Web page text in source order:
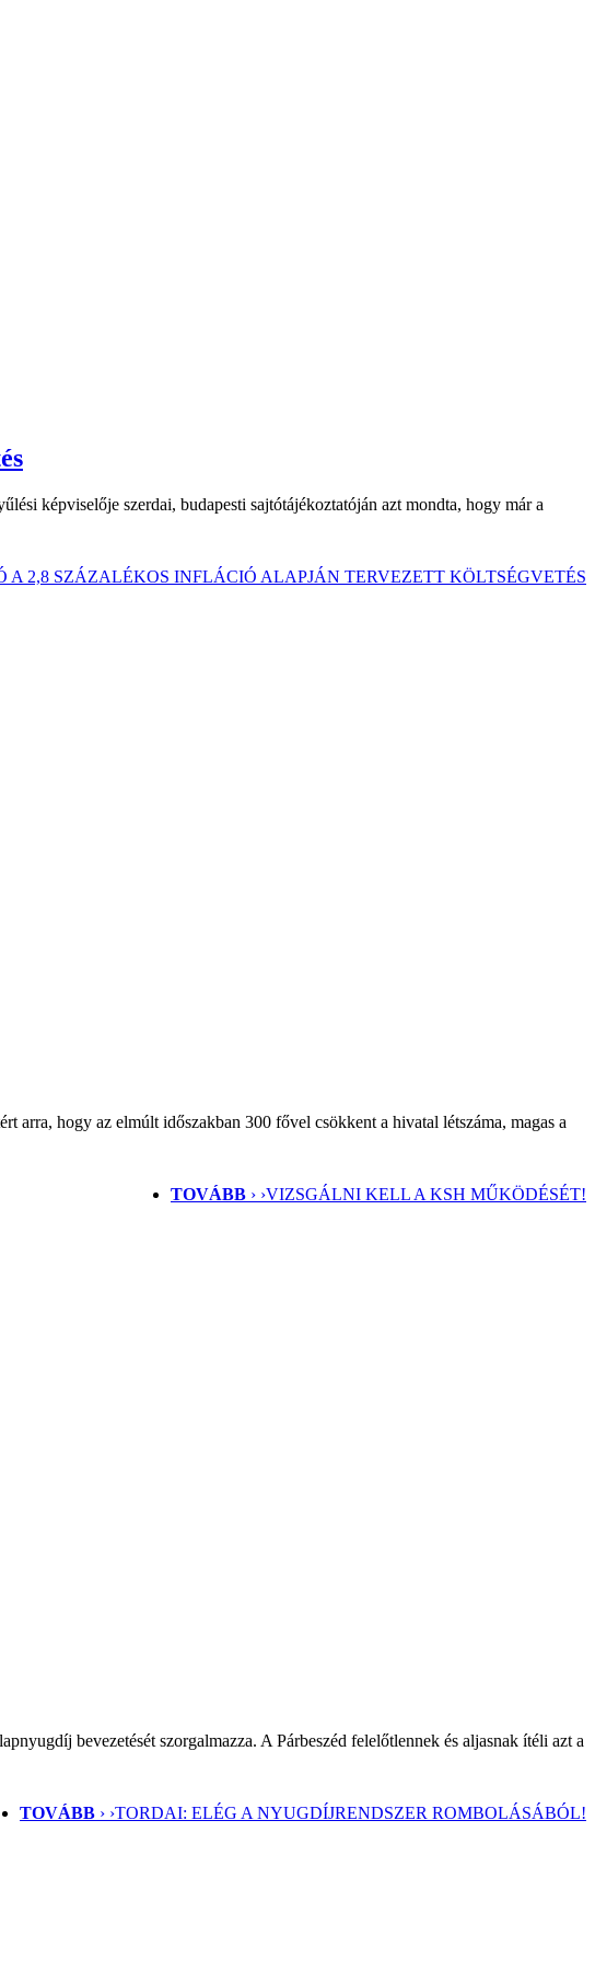
képviselője szerdai, budapesti sajtótájékoztatóján azt mondta, hogy már a
A 2,8 SZÁZALÉKOS INFLÁCIÓ ALAPJÁN TERVEZETT KÖLTSÉGVETÉS
arra, hogy az elmúlt időszakban 300 fővel csökkent a hivatal létszáma, magas a
TOVÁBB › ›VIZSGÁLNI KELL A KSH MŰKÖDÉSÉT!
bevezetését szorgalmazza. A Párbeszéd felelőtlennek és aljasnak ítéli azt a
TOVÁBB › ›TORDAI: ELÉG A NYUGDÍJRENDSZER ROMBOLÁSÁBÓL!